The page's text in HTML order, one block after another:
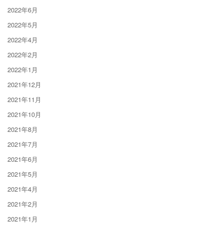
2022年6月
2022年5月
2022年4月
2022年2月
2022年1月
2021年12月
2021年11月
2021年10月
2021年8月
2021年7月
2021年6月
2021年5月
2021年4月
2021年2月
2021年1月